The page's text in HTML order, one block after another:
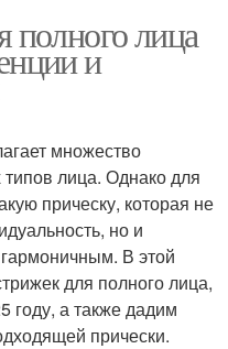
полного лица
и
множество
лица. Однако для
прическу, которая не
но и
В этой
для полного лица,
году, а также дадим
прически.